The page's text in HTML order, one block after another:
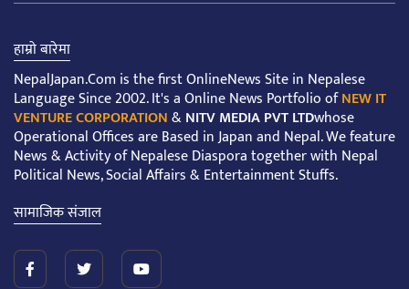
हाम्रो बारेमा
NepalJapan.Com is the first OnlineNews Site in Nepalese
Language Since 2002. It's a Online News Portfolio ofNEW IT
VENTURE CORPORATION&NITV MEDIA PVT LTDwhose
Operational Offices are Based in Japan and Nepal. We feature
News & Activity of Nepalese Diaspora together with Nepal
Political News, Social Affairs & Entertainment Stuffs.
सामाजिक संजाल